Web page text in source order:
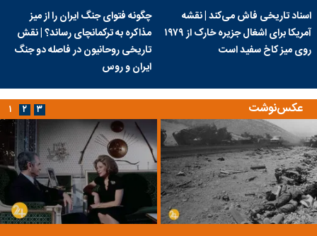
اسناد تاریخی فاش می‌کند | نقشه
آمریکا برای اشغال جزیره خارک از ۱۹۷۹
روی میز کاخ سفید است
چگونه فتوای جنگ ایران را از میز
مذاکره به ترکمانچای رساند؟ | نقش
تاریخی روحانیون در فاصله دو جنگ
ایران و روس
عکس‌نوشت ۱ ۲ ۳